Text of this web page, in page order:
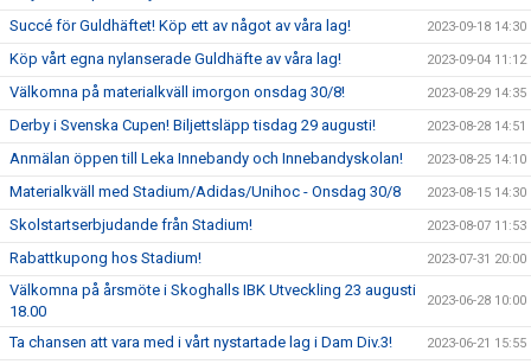
Succé för Guldhäftet! Köp ett av något av våra lag! 2023-09-18 14:30
Köp vårt egna nylanserade Guldhäfte av våra lag! 2023-09-04 11:12
Välkomna på materialkväll imorgon onsdag 30/8! 2023-08-29 14:35
Derby i Svenska Cupen! Biljettsläpp tisdag 29 augusti! 2023-08-28 14:51
Anmälan öppen till Leka Innebandy och Innebandyskolan! 2023-08-25 14:10
Materialkväll med Stadium/Adidas/Unihoc - Onsdag 30/8 2023-08-15 14:30
Skolstartserbjudande från Stadium! 2023-08-07 11:53
Rabattkupong hos Stadium! 2023-07-31 20:00
Välkomna på årsmöte i Skoghalls IBK Utveckling 23 augusti
18.00
2023-06-28 10:00
Ta chansen att vara med i vårt nystartade lag i Dam Div.3! 2023-06-21 15:55